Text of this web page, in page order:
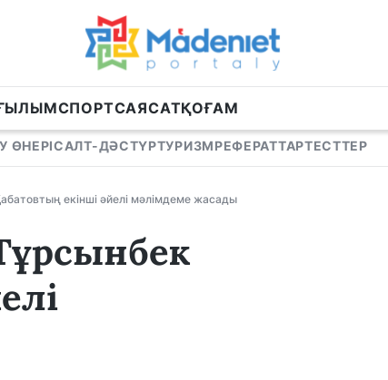
СПОРТСАЯСАТҚОҒАМ
ӨНЕРІСАЛТ-ДӘСТҮРТУРИЗМРЕФЕРАТТАРТЕСТТЕР
екінші әйелі мәлімдеме жасады